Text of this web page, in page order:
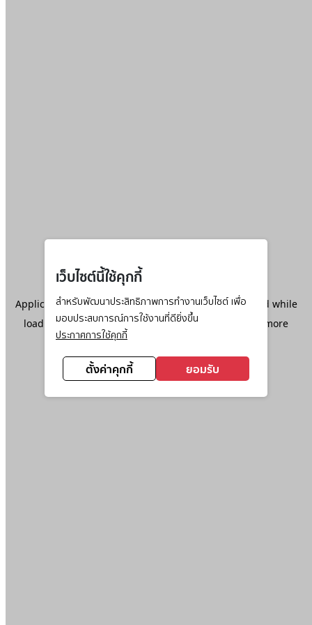
เว็บไซต์นี้ใช้คุกกี้
สำหรับพัฒนาประสิทธิภาพการทำงานเว็บไซต์ เพื่อ
มอบประสบการณ์การใช้งานที่ดียิ่งขึ้น
ประกาศการใช้คุกกี้
ตั้งค่าคุกกี้ ยอมรับ
Application error: aclient-side exception has occurred while
loadingwww.ktc.co.th(see the browser console
for more
information).